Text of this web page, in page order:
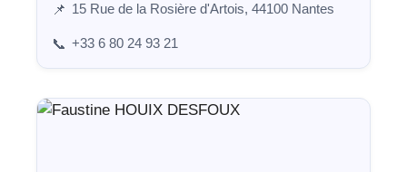
📌 15 Rue de la Rosière d'Artois, 44100 Nantes
📞 +33 6 80 24 93 21